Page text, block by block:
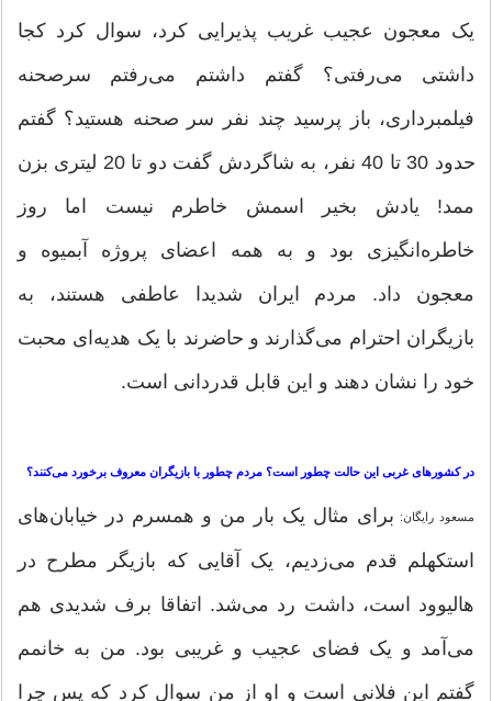
یک معجون عجیب غریب پذیرایی کرد، سوال کرد کجا
داشتی می‌رفتی؟ گفتم داشتم می‌رفتم سرصحنه
فیلمبرداری، باز پرسید چند نفر سر صحنه هستید؟ گفتم
حدود 30 تا 40 نفر، به شاگردش گفت دو تا 20 لیتری بزن
ممد! یادش بخیر اسمش خاطرم نیست اما روز
خاطره‌انگیزی بود و به همه اعضای پروژه آبمیوه و
معجون داد. مردم ایران شدیدا عاطفی هستند، به
بازیگران احترام می‌گذارند و حاضرند با یک هدیه‌ای محبت
خود را نشان دهند و این قابل قدردانی است.
در کشورهای غربی این حالت چطور است؟ مردم چطور با بازیگران معروف برخورد می‌کنند؟
مسعود رایگان: برای مثال یک بار من و همسرم در خیابان‌های
استکهلم قدم می‌زدیم، یک آقایی که بازیگر مطرح در
هالیوود است، داشت رد می‌شد. اتفاقا برف شدیدی هم
می‌آمد و یک فضای عجیب و غریبی بود. من به خانمم
گفتم این فلانی است و او از من سوال کرد که پس چرا